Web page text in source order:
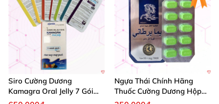
Siro Cường Dương
Kamagra Oral Jelly 7 Gói
Hương Trái Cây Tăng
Ngựa Thái Chính Hãng
Thuốc Cường Dương Hộp
10 Viên Kéo Dài Thời Gian